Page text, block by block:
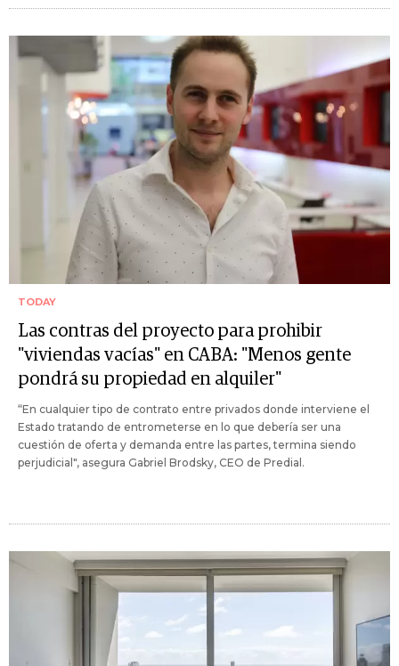
TODAY
Las contras del proyecto para prohibir
"viviendas vacías" en CABA: "Menos gente
pondrá su propiedad en alquiler"
“En cualquier tipo de contrato entre privados donde interviene el
Estado tratando de entrometerse en lo que debería ser una
cuestión de oferta y demanda entre las partes, termina siendo
perjudicial", asegura Gabriel Brodsky, CEO de Predial.